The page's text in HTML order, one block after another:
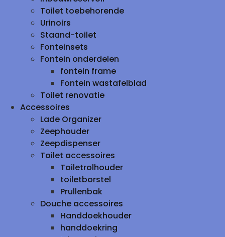
Toilet toebehorende
Urinoirs
Staand-toilet
Fonteinsets
Fontein onderdelen
fontein frame
Fontein wastafelblad
Toilet renovatie
Accessoires
Lade Organizer
Zeephouder
Zeepdispenser
Toilet accessoires
Toiletrolhouder
toiletborstel
Prullenbak
Douche accessoires
Handdoekhouder
handdoekring